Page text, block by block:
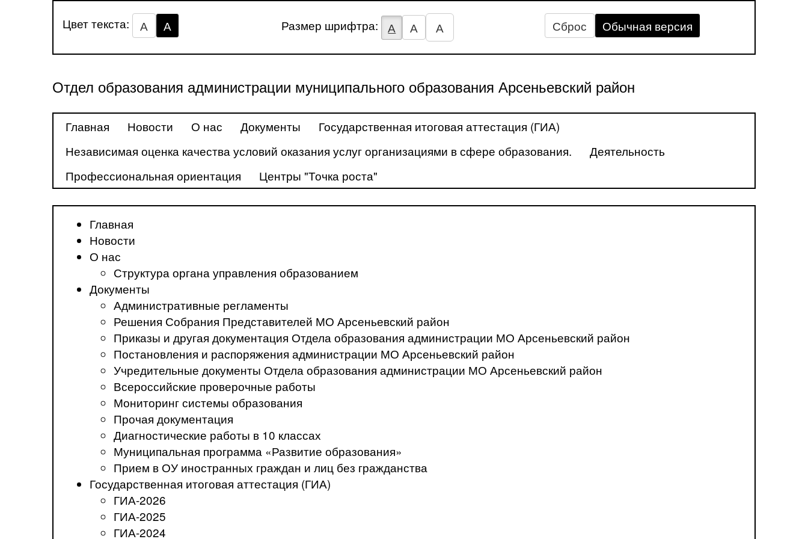
Цвет текста: А А Размер шрифтра: А А А Сброс Обычная версия
Отдел образования администрации муниципального образования Арсеньевский район
Главная Новости О нас Документы
Государственная итоговая аттестация (ГИА)
Независимая оценка качества условий оказания услуг организациями в сфере образования.
Деятельность
Профессиональная ориентация
Центры "Точка роста"
Главная
Новости
О нас
Структура органа управления образованием
Документы
Административные регламенты
Решения Собрания Представителей МО Арсеньевский район
Приказы и другая документация Отдела образования администрации МО Арсеньевский район
Постановления и распоряжения администрации МО Арсеньевский район
Учредительные документы Отдела образования администрации МО Арсеньевский район
Всероссийские проверочные работы
Мониторинг системы образования
Прочая документация
Диагностические работы в 10 классах
Муниципальная программа «Развитие образования»
Прием в ОУ иностранных граждан и лиц без гражданства
Государственная итоговая аттестация (ГИА)
ГИА-2026
ГИА-2025
ГИА-2024